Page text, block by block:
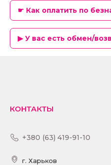
☛ Как оплатить по
▶ У вас есть обмен/
КОНТАКТЫ
+380 (63) 419-91-10
г. Харьков